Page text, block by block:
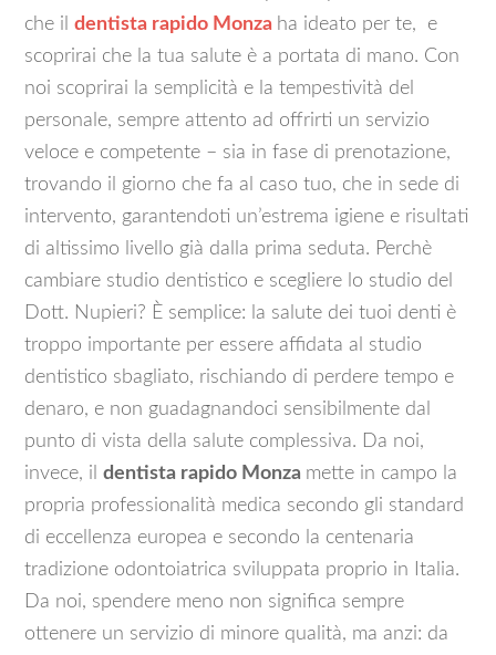
che ildentista rapido Monza ha ideato per te, e
scoprirai che la tua salute è a portata di mano. Con
noi scoprirai la semplicità e la tempestività del
personale, sempre attento ad offrirti un servizio
veloce e competente – sia in fase di prenotazione,
trovando il giorno che fa al caso tuo, che in sede di
intervento, garantendoti un’estrema igiene e risultati
di altissimo livello già dalla prima seduta. Perchè
cambiare studio dentistico e scegliere lo studio del
Dott. Nupieri? È semplice: la salute dei tuoi denti è
troppo importante per essere affidata al studio
dentistico sbagliato, rischiando di perdere tempo e
denaro, e non guadagnandoci sensibilmente dal
punto di vista della salute complessiva. Da noi,
invece, ildentista rapido Monza mette in campo la
propria professionalità medica secondo gli standard
di eccellenza europea e secondo la centenaria
tradizione odontoiatrica sviluppata proprio in Italia.
Da noi, spendere meno non significa sempre
ottenere un servizio di minore qualità, ma anzi: da